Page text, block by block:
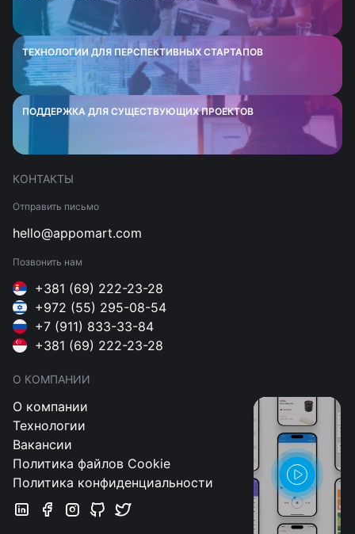
ТЕХНОЛОГИИ ДЛЯ ПЕРСПЕКТИВНЫХ СТАРТАПОВ
ПОДДЕРЖКА ДЛЯ СУЩЕСТВУЮЩИХ ПРОЕКТОВ
КОНТАКТЫ
Отправить письмо
hello@appomart.com
Позвонить нам
+381 (69) 222-23-28
+972 (55) 295-08-54
+7 (911) 833-33-84
+381 (69) 222-23-28
О КОМПАНИИ
О компании
Технологии
Вакансии
Политика файлов Cookie
Политика конфиденциальности